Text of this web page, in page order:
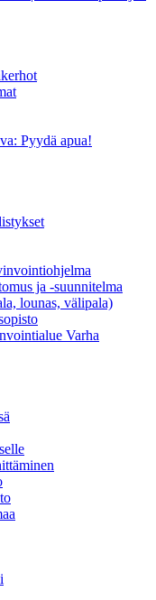
Pyydä apua!
ja -suunnitelma
lounas, välipala)
Varha